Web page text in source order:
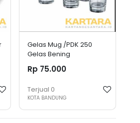
Gelas Mug /PDK 250
Gelas Bening
Rp 75.000
Terjual 0
KOTA BANDUNG